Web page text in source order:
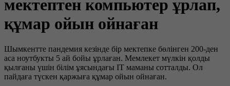
мектептен компьютер ұрлап,
құмар ойын ойнаған
Шымкентте пандемия кезінде бір мектепке бөлінген 200-ден
аса ноутбукты 5 ай бойы ұрлаған. Мемлекет мүлкін қолды
қылғаны үшін білім ұясындағы IT маманы сотталды. Ол
пайдаға түскен қаржыға құмар ойын ойнаған.